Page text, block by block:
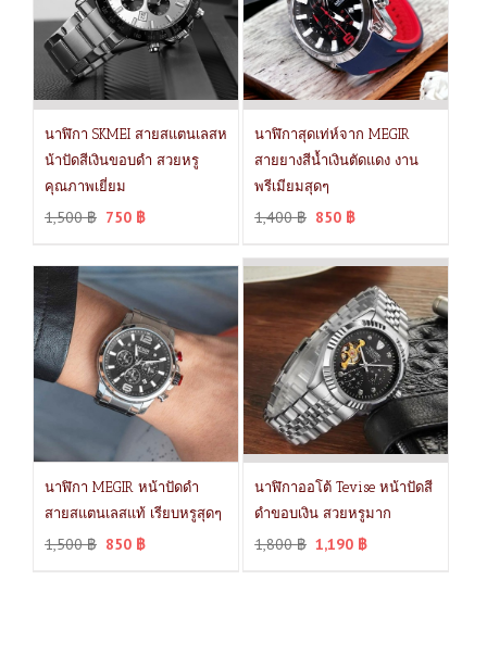
นาฬิกา SKMEI สายสแตนเลสห
น้าปัดสีเงินขอบดำ สวยหรู
คุณภาพเยี่ยม
1,500฿ 750 ฿
นาฬิกาสุดเท่ห์จาก MEGIR
สายยางสีน้ำเงินตัดแดง งาน
พรีเมียมสุดๆ
1,400฿ 850 ฿
นาฬิกา MEGIR หน้าปัดดำ
สายสแตนเลสแท้ เรียบหรูสุดๆ
1,500฿ 850 ฿
นาฬิกาออโต้ Tevise หน้าปัดสี
ดำขอบเงิน สวยหรูมาก
1,800฿ 1,190 ฿